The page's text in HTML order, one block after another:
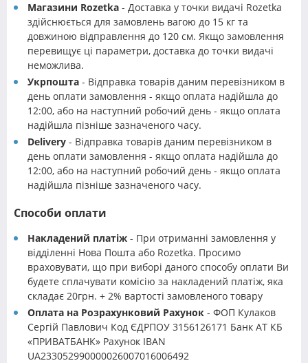
Магазини Rozetka - Доставка у точки видачі Rozetka
здійснюється для замовлень вагою до 15 кг та
довжиною відправлення до 120 см. Якщо замовлення
перевищує ці параметри, доставка до точки видачі
неможлива.
Укрпошта - Відправка товарів даним перевізником в
день оплати замовлення - якщо оплата надійшла до
12:00, або на наступний робочий день - якщо оплата
надійшла пізніше зазначеного часу.
Delivery - Відправка товарів даним перевізником в
день оплати замовлення - якщо оплата надійшла до
12:00, або на наступний робочий день - якщо оплата
надійшла пізніше зазначеного часу.
Способи оплати
Накладений платіж - При отриманні замовлення у
відділенні Нова Пошта або Rozetka. Просимо
враховувати, що при виборі даного способу оплати Ви
будете сплачувати комісію за накладений платіж, яка
складає 20грн. + 2% вартості замовленого товару
Оплата на Розрахунковий Рахунок - ФОП Кулаков
Сергій Павлович Код ЄДРПОУ 3156126171 Банк АТ КБ
«ПРИВАТБАНК» Рахунок IBAN
UA233052990000026007016006492